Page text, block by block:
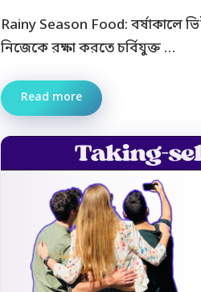
Rainy Season Food: বর্ষাকালে
নিজেকে রক্ষা করতে চর্বিযুক্ত …
Read more